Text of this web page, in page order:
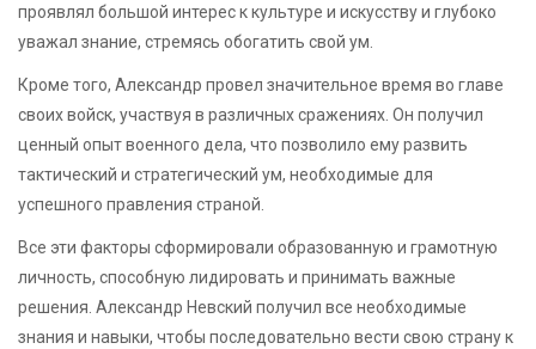
проявлял большой интерес к культуре и искусству и глубоко
уважал знание, стремясь обогатить свой ум.
Кроме того, Александр провел значительное время во главе
своих войск, участвуя в различных сражениях. Он получил
ценный опыт военного дела, что позволило ему развить
тактический и стратегический ум, необходимые для
успешного правления страной.
Все эти факторы сформировали образованную и грамотную
личность, способную лидировать и принимать важные
решения. Александр Невский получил все необходимые
знания и навыки, чтобы последовательно вести свою страну к